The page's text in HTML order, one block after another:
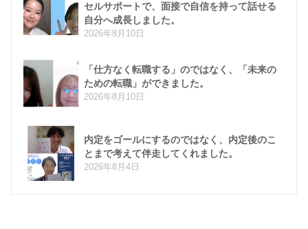
セルサポートで、面接で自信を持って話せる
自分へ成長しました。
2026年8月10日
「仕方なく転職する」のではなく、「未来の
ための転職」ができました。
2026年8月10日
内定をゴールにするのではなく、内定後のこ
とまで考えて伴走してくれました。
2026年8月4日